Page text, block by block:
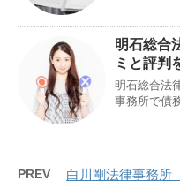
明石総合
ミと評判
明石総合法
事務所で債
PREV 白川剛法律事務所